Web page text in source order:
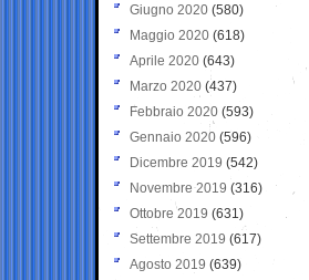
Giugno 2020 (580)
Maggio 2020 (618)
Aprile 2020 (643)
Marzo 2020 (437)
Febbraio 2020 (593)
Gennaio 2020 (596)
Dicembre 2019 (542)
Novembre 2019 (316)
Ottobre 2019 (631)
Settembre 2019 (617)
Agosto 2019 (639)